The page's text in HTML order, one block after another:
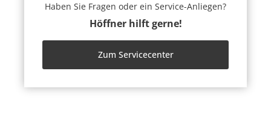
Haben Sie Fragen oder ein Service-Anliegen?
Höffner hilft gerne!
Zum Servicecenter